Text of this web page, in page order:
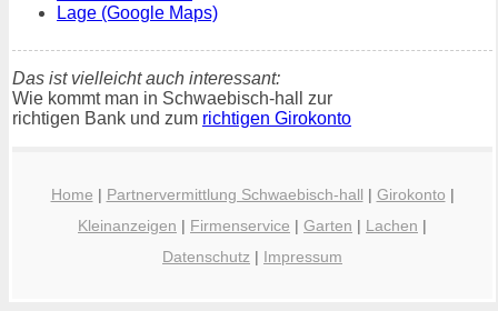
Lage (Google Maps)
Das ist vielleicht auch interessant:
Wie kommt man in Schwaebisch-hall zur
richtigen Bank und zum richtigen Girokonto
Home | Partnervermittlung Schwaebisch-hall | Girokonto |
Kleinanzeigen | Firmenservice | Garten | Lachen |
Datenschutz | Impressum